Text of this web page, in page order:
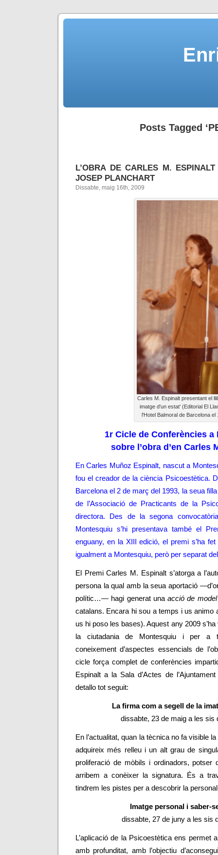
Posts Tagged
L’OBRA DE CARLES M.
JOSEP PLANCHART
Dissabte, maig 16th, 2009
Carles M. Espinalt presentant el
imatge d'un estat' (Editorial El
l'Hotel Balmoral de Barcelona el
1r Cicle de Conferències a
sobre l’obra d’en Carles
En Carles Muñoz Espinalt, nascut a
fou el creador de la ciència Psicoestètica.
Barcelona el 2 de març del 1993, la seua
de l’Associació de Practicants de la
directora. Des de la segona
Montesquiu s’hi presentava també el
enguany, en la XIII edició, el premi s’ha
igualment a Montesquiu, però per separat
El Premi Carles M. Espinalt s’atorga a
persona la qual amb la seua aportació —
polític…— hagi generat unaacció de model
catalans. Encara hi sou a temps i us animo
us hi poso les bases). Aquest any 2009
la ciutadania de Montesquiu i per a
coneixement d’aspectes essencials de
cicle força complet de conferències
Espinalt a la Sala d’Actes de
detallo tot seguit:
La firma com a segell de la
dissabte, 23 de maig a les sis
En l’actualitat, quan la tècnica no fa visible
adquireix més relleu i un alt grau de
proliferació de mòbils i ordinadors, potser
arribem a conèixer la signatura. És a
tindrem les pistes per a descobrir la
Imatge personal i saber-
dissabte, 27 de juny a les sis
L’aplicació de la Psicoestètica ens permet
amb profunditat, amb l’objectiu